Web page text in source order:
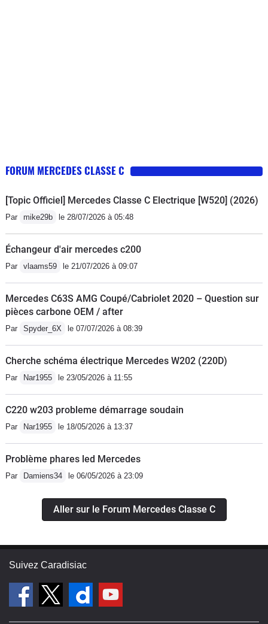
FORUM MERCEDES CLASSE C
[Topic Officiel] Mercedes Classe C Electrique [W520] (2026)
Par mike29b le 28/07/2026 à 05:48
Échangeur d'air mercedes c200
Par vlaams59 le 21/07/2026 à 09:07
Mercedes C63S AMG Coupé/Cabriolet 2020 – Question sur
pièces carbone OEM / after
Par Spyder_6X le 07/07/2026 à 08:39
Cherche schéma électrique Mercedes W202 (220D)
Par Nar1955 le 23/05/2026 à 11:55
C220 w203 probleme démarrage soudain
Par Nar1955 le 18/05/2026 à 13:37
Problème phares led Mercedes
Par Damiens34 le 06/05/2026 à 23:09
Aller sur le Forum Mercedes Classe C
Suivez Caradisiac